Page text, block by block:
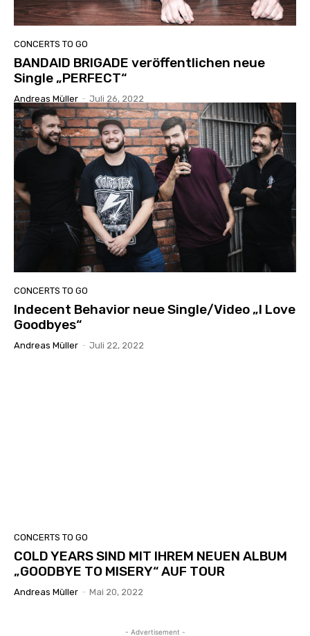
CONCERTS TO GO
BANDAID BRIGADE veröffentlichen neue
Single „PERFECT“
Andreas Müller - Juli 26, 2022
CONCERTS TO GO
Indecent Behavior neue Single/Video „I Love
Goodbyes“
Andreas Müller - Juli 22, 2022
CONCERTS TO GO
COLD YEARS SIND MIT IHREM NEUEN ALBUM
„GOODBYE TO MISERY“ AUF TOUR
Andreas Müller - Mai 20, 2022
- Advertisement -